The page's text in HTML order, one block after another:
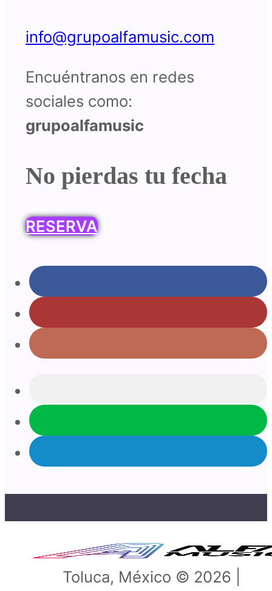
info@grupoalfamusic.com
Encuéntranos en redes
sociales como:
grupoalfamusic
No pierdas tu fecha
RESERVA
Toluca, México © 2026 |